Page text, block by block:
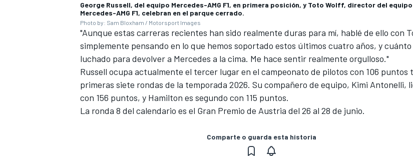
MÁS CATEGORÍAS
George Russell, del equipo Mercedes-AMG F1, en primera posición, y Toto Wolff, director del equipo
Mercedes-AMG F1, celebran en el parque cerrado.
Photo by: Sam Bloxham / Motorsport Images
"Aunque estas carreras recientes han sido realmente duras para mí, hablé de ello con
simplemente pensando en lo que hemos soportado estos últimos cuatro años, y cuánto
luchado para devolver a Mercedes a la cima. Me hace sentir realmente orgulloso."
Russell ocupa actualmente el tercer lugar en el campeonato de pilotos con 106 puntos
primeras siete rondas de la temporada 2026. Su compañero de equipo, Kimi Antonelli,
con 156 puntos, y Hamilton es segundo con 115 puntos.
La ronda 8 del calendario es el Gran Premio de Austria del 26 al 28 de junio.
Comparte o guarda esta historia